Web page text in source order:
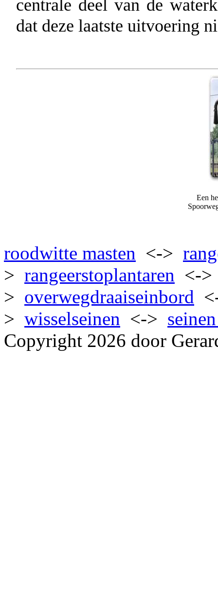
centrale deel van de
dat deze laatste uitvoering
Een
roodwitte masten <->
> rangeerstoplantaren <-
> overwegdraaiseinbord
> wisselseinen <->
Copyright 2026 door